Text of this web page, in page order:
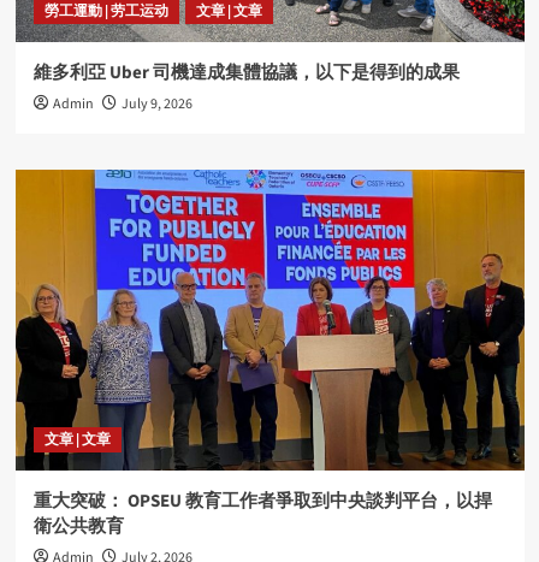
勞工運動 | 劳工运动 文章 | 文章
維多利亞 Uber 司機達成集體協議，以下是得到的成果
Admin July 9, 2026
文章 | 文章
重大突破： OPSEU 教育工作者爭取到中央談判平台，以捍
衛公共教育
Admin July 2, 2026